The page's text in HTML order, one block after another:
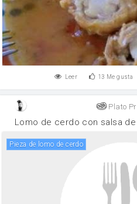
Leer 13 Me gusta
Plato
Lomo de cerdo con salsa
pieza de lomo de cerdo